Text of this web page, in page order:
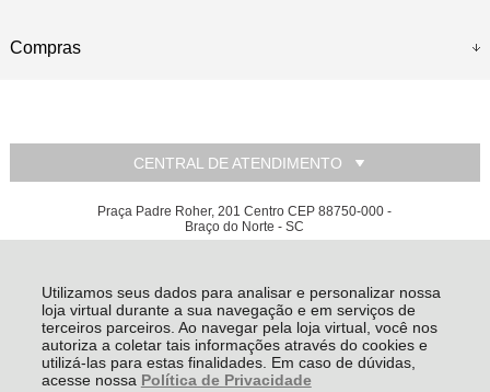
Utilizamos seus dados para analisar e personalizar nossa
loja virtual durante a sua navegação e em serviços de
terceiros parceiros. Ao navegar pela loja virtual, você nos
autoriza a coletar tais informações através do cookies e
utilizá-las para estas finalidades. Em caso de dúvidas,
acesse nossa Política de Privacidade
Compras
CENTRAL DE ATENDIMENTO
Praça Padre Roher, 201 Centro CEP 88750-000 -
Braço do Norte - SC
Todos os direitos reservados
Relojoaria e Ótica Suiça-